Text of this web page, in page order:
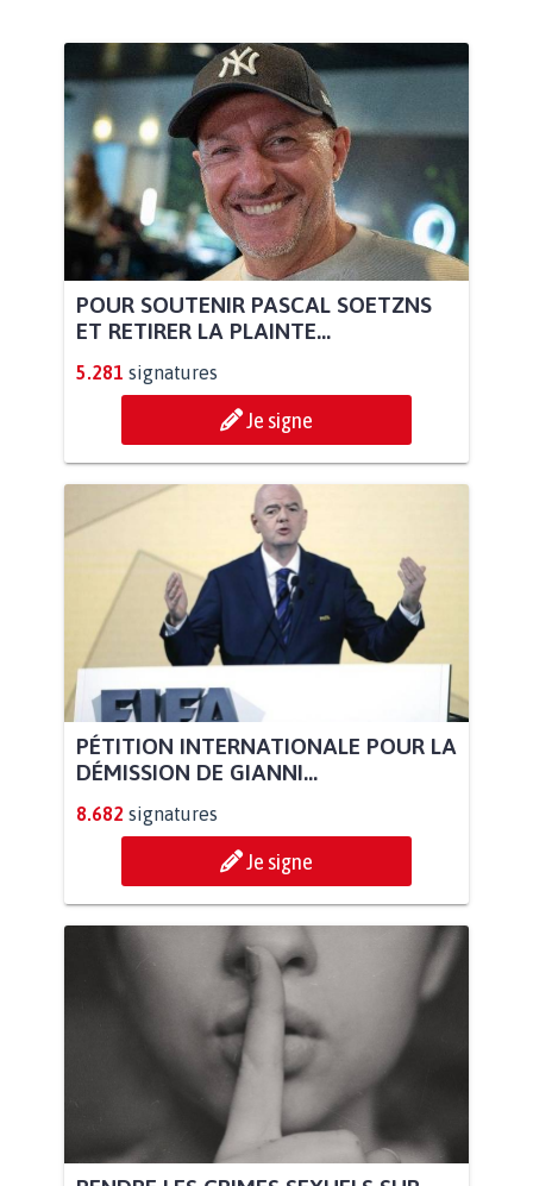
POUR SOUTENIR PASCAL SOETZNS
ET RETIRER LA PLAINTE...
5.281 signatures
Je signe
PÉTITION INTERNATIONALE POUR LA
DÉMISSION DE GIANNI...
8.682 signatures
Je signe